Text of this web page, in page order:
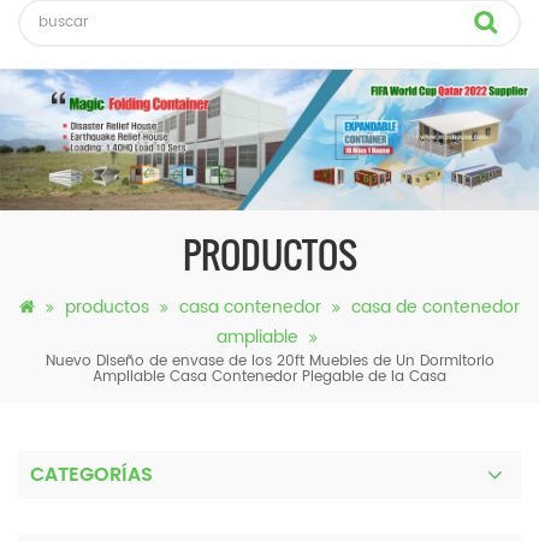
PRODUCTOS
productos casa contenedor
casa de contenedor
ampliable
Nuevo Diseño de envase de los 20ft Muebles de Un Dormitorio
Ampliable Casa Contenedor Plegable de la Casa
CATEGORÍAS